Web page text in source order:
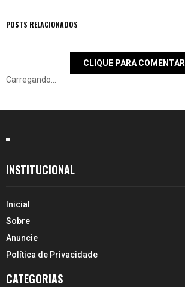
POSTS RELACIONADOS
CLIQUE PARA COMENTAR
Carregando...
INSTITUCIONAL
Inicial
Sobre
Anuncie
Política de Privacidade
CATEGORIAS